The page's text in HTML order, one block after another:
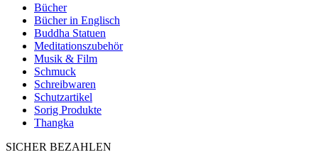
Bücher
Bücher in Englisch
Buddha Statuen
Meditationszubehör
Musik & Film
Schmuck
Schreibwaren
Schutzartikel
Sorig Produkte
Thangka
SICHER BEZAHLEN